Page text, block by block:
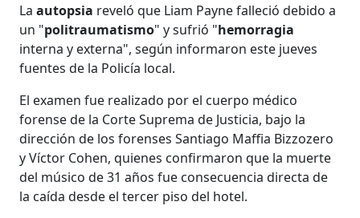
Laautopsia reveló que Liam Payne falleció debido a
un "politraumatismo" y sufrió "hemorragia
interna y externa", según informaron este jueves
fuentes de la Policía local.
El examen fue realizado por el cuerpo médico
forense de la Corte Suprema de Justicia, bajo la
dirección de los forenses Santiago Maffia Bizzozero
y Víctor Cohen, quienes confirmaron que la muerte
del músico de 31 años fue consecuencia directa de
la caída desde el tercer piso del hotel.